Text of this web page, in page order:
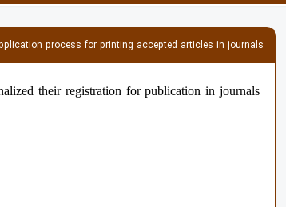
process for printing accepted articles in journals
their registration for publication in journals